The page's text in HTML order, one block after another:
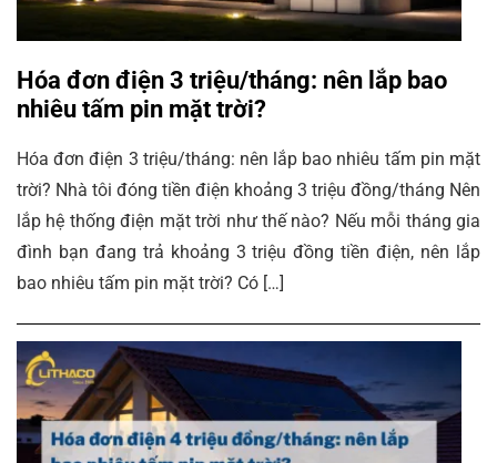
Hóa đơn điện 3 triệu/tháng: nên lắp bao
nhiêu tấm pin mặt trời?
Hóa đơn điện 3 triệu/tháng: nên lắp bao nhiêu tấm pin mặt
trời? Nhà tôi đóng tiền điện khoảng 3 triệu đồng/tháng Nên
lắp hệ thống điện mặt trời như thế nào? Nếu mỗi tháng gia
đình bạn đang trả khoảng 3 triệu đồng tiền điện, nên lắp
bao nhiêu tấm pin mặt trời? Có […]